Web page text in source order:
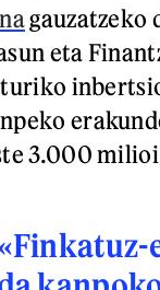
gauzatzeko
eta
3.000